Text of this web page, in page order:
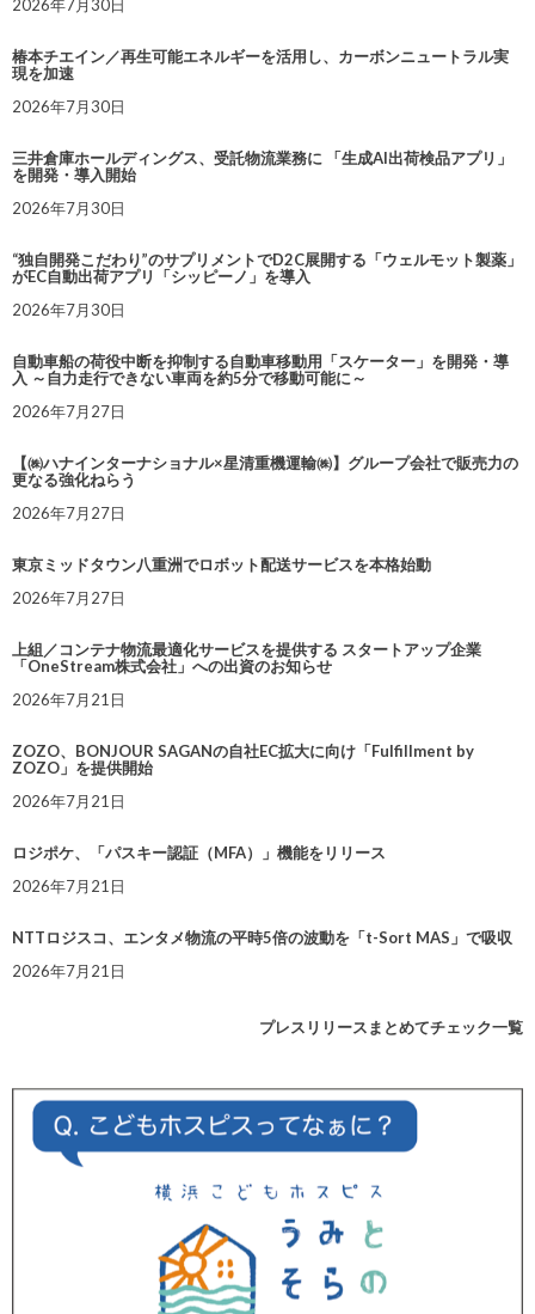
2026年7月30日
椿本チエイン／再生可能エネルギーを活用し、カーボンニュートラル実
現を加速
2026年7月30日
三井倉庫ホールディングス、受託物流業務に 「生成AI出荷検品アプリ」
を開発・導入開始
2026年7月30日
“独自開発こだわり”のサプリメントでD2C展開する「ウェルモット製薬」
がEC自動出荷アプリ「シッピーノ」を導入
2026年7月30日
自動車船の荷役中断を抑制する自動車移動用「スケーター」を開発・導
入 ～自力走行できない車両を約5分で移動可能に～
2026年7月27日
【㈱ハナインターナショナル×星清重機運輸㈱】グループ会社で販売力の
更なる強化ねらう
2026年7月27日
東京ミッドタウン八重洲でロボット配送サービスを本格始動
2026年7月27日
上組／コンテナ物流最適化サービスを提供する スタートアップ企業
「OneStream株式会社」への出資のお知らせ
2026年7月21日
ZOZO、BONJOUR SAGANの自社EC拡大に向け「Fulfillment by
ZOZO」を提供開始
2026年7月21日
ロジポケ、「パスキー認証（MFA）」機能をリリース
2026年7月21日
NTTロジスコ、エンタメ物流の平時5倍の波動を「t-Sort MAS」で吸収
2026年7月21日
プレスリリースまとめてチェック一覧